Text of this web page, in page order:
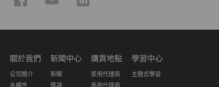
關於我們
公司簡介
永續性
新聞中心
新聞
獎項
購買地點
家用代理商
商用代理商
學習中心
主題式學習